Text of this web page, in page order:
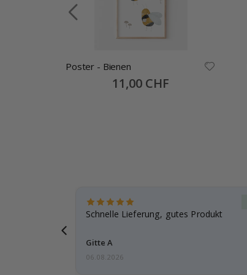
Poster - Bienen
Special
Price
11,00 CHF
Schnelle Lieferung, gutes Produkt
Gitte A
06.08.2026